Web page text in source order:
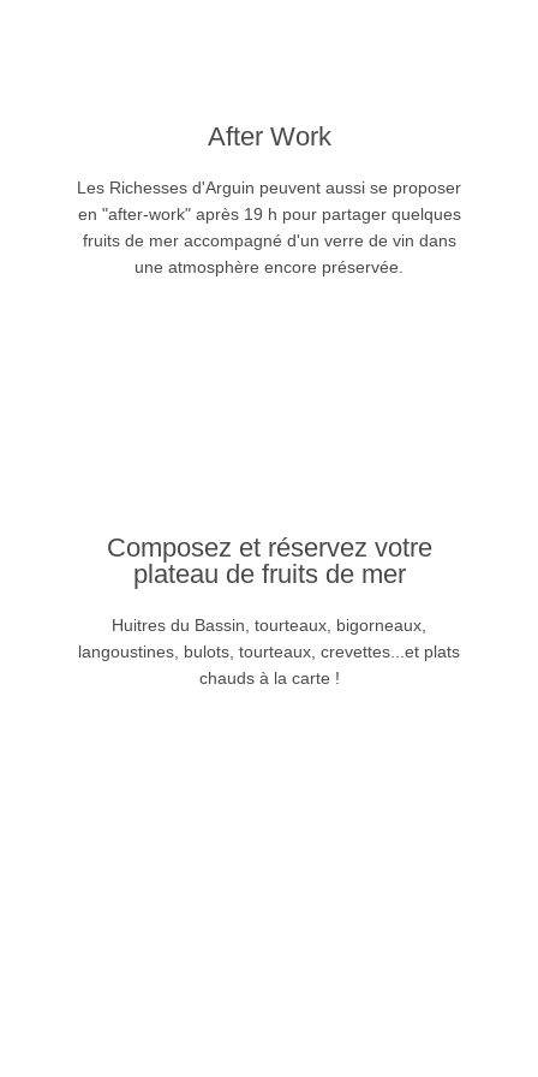
After Work
Les Richesses d'Arguin peuvent aussi se proposer
en "after-work" après 19 h pour partager quelques
fruits de mer accompagné d'un verre de vin dans
une atmosphère encore préservée.
After Work
N'hésitez pas a nous contacter pour plus de
renseignement
Cliquer ici
Composez et réservez votre
plateau de fruits de mer
Huitres du Bassin, tourteaux, bigorneaux,
langoustines, bulots, tourteaux, crevettes...et plats
chauds à la carte !
Téléphonez nous, ou passez par le module de
contact : Nous vous demanderons de renseigner les
votre retrait.